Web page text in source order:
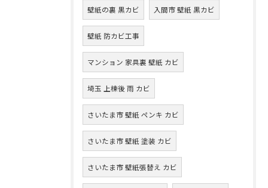
壁紙の裏 黒カビ 入間市 壁紙 黒カビ
壁紙 防カビ工事
マンション 家具裏 壁紙 カビ
埼玉 上棟後 雨 カビ
さいたま市 壁紙 ペンキ カビ
さいたま市 壁紙 塗装 カビ
さいたま市 壁紙張替え カビ